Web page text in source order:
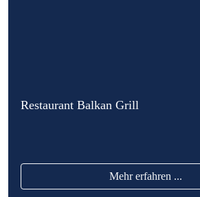
Restaurant Balkan Grill
Mehr erfahren ...